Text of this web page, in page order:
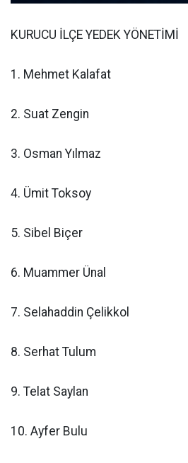
KURUCU İLÇE YEDEK YÖNETİMİ
1. Mehmet Kalafat
2. Suat Zengin
3. Osman Yılmaz
4. Ümit Toksoy
5. Sibel Biçer
6. Muammer Ünal
7. Selahaddin Çelikkol
8. Serhat Tulum
9. Telat Saylan
10. Ayfer Bulu